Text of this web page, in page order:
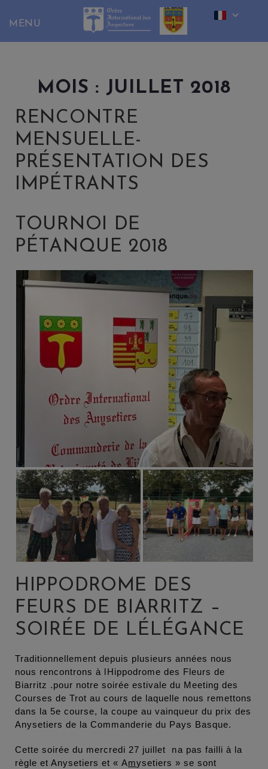
content
MOIS : JUILLET 2018
RENCONTRE
MENSUELLE-
PRÉSENTATION DES
IMPÉTRANTS
TOURNOI DE
PÉTANQUE 2018
HIPPODROME DES
FEURS DE BIARRITZ –
SOIRÉE DE LÉLÉGANCE
Traditionnellement depuis plusieurs années nous
nous rencontrons à lHippodrome des Fleurs de
Biarritz .pour notre soirée estivale du Meeting des
Courses de Trot au cours de laquelle nous remettons
dans la 5e course, la coupe au vainqueur du prix des
Anysetiers de la Commanderie du Pays Basque.
Cette soirée du mercredi 27 juillet na pas failli à la
règle et Anysetiers et « Amysetiers » se sont